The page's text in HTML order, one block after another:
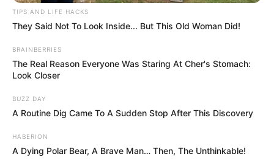
TIPS AND LIFE HACKS
They Said Not To Look Inside... But This Old Woman Did!
BRAINBERRIES
The Real Reason Everyone Was Staring At Cher's Stomach:
Look Closer
BUZZ DAY
A Routine Dig Came To A Sudden Stop After This Discovery
HABERION
A Dying Polar Bear, A Brave Man… Then, The Unthinkable!